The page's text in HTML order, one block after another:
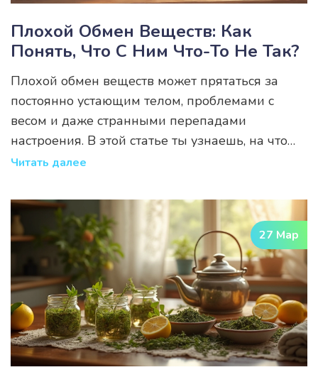
Плохой Обмен Веществ: Как
Понять, Что С Ним Что-То Не Так?
Плохой обмен веществ может прятаться за
постоянно устающим телом, проблемами с
весом и даже странными перепадами
настроения. В этой статье ты узнаешь, на что
обращать внимание и какие признаки могут
простым языком объяснено, почему обмен
веществ замедляется, какие ошибки чаще
всего его «ломают» и как не пропустить
тревожные сигналы. Плюс — советы, которые
помогут вовремя обратиться за помощью и
восстановить здоровье. Всё, что ты хотела знать
о метаболизме, без сложных терминов.
Читать далее
27 Мар